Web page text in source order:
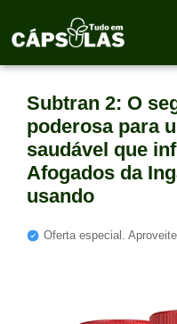
Subtran 2: O
poderosa para
saudável que
Afogados da
usando
Oferta especial.